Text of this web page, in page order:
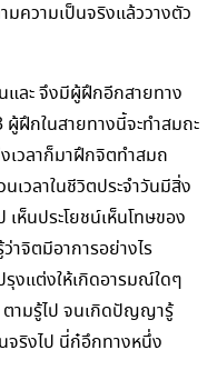
มความเป็นจริงแล้ววางตัว
ละ จึงมีผู้ฝึกอีกสายทาง
ฝึกในสายทางนี้จะทำสมถะ
เวลาก็มาฝึกจิตทำสมถ
เวลาในชีวิตประจำวันมีสิ่ง
ห็นประโยชน์เห็นโทษของ
าจิตมีอาการอย่างไร
รุงแต่งให้เกิดอารมณ์ใดๆ
ตามรู้ไป จนเกิดปัญญารู้
จริงไป นี่ก๋อึกทางหนึ่ง